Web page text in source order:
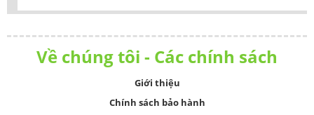
Về chúng tôi - Các chính sách
Giới thiệu
Chính sách bảo hành